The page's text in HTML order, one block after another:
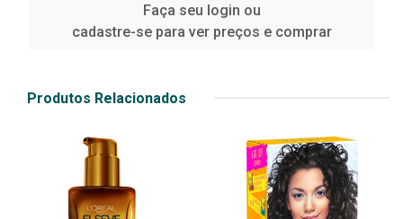
Faça seu login ou
cadastre-se para ver preços e comprar
Produtos Relacionados